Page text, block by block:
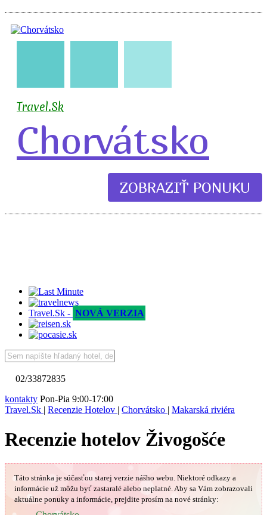
🇭🇷
Travel.Sk
Chorvátsko
ZOBRAZIŤ PONUKU
Travel.Sk - NOVÁ VERZIA
02/33872835
kontakty Pon-Pia 9:00-17:00
Travel.Sk | Recenzie Hotelov | Chorvátsko | Makarská riviéra
Recenzie hotelov Živogošće
Táto stránka je súčasťou starej verzie nášho webu. Niektoré odkazy a
informácie už môžu byť zastaralé alebo neplatné.Aby sa Vám zobrazovali
aktuálne ponuky a informácie, prejdite prosím na nové stránky: